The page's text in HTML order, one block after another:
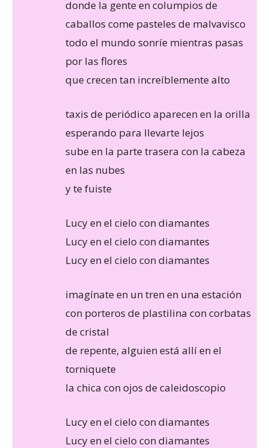
donde la gente en columpios de
caballos come pasteles de malvavisco
todo el mundo sonríe mientras pasas
por las flores
que crecen tan increíblemente alto
taxis de periódico aparecen en la orilla
esperando para llevarte lejos
sube en la parte trasera con la cabeza
en las nubes
y te fuiste
Lucy en el cielo con diamantes
Lucy en el cielo con diamantes
Lucy en el cielo con diamantes
imagínate en un tren en una estación
con porteros de plastilina con corbatas
de cristal
de repente, alguien está allí en el
torniquete
la chica con ojos de caleidoscopio
Lucy en el cielo con diamantes
Lucy en el cielo con diamantes